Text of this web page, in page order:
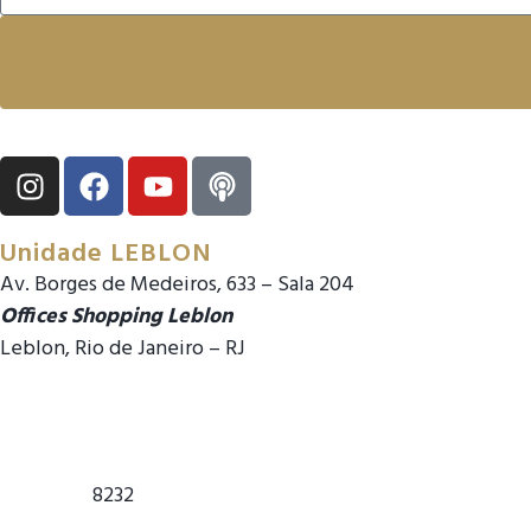
Unidade LEBLON
Av. Borges de Medeiros, 633 – Sala 204
Offices Shopping Leblon
Leblon, Rio de Janeiro – RJ
8232